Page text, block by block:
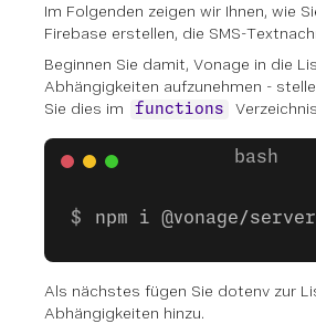
Im Folgenden zeigen wir Ihnen, wie
Firebase erstellen, die SMS-
Beginnen Sie damit, Vonage in die
Abhängigkeiten aufzunehmen -
Sie dies im
functions
npm i @vonage/
Als nächstes fügen Sie dotenv zur
Abhängigkeiten hinzu.